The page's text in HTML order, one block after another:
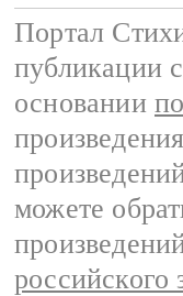
Портал
публикации
основании
можете
российского